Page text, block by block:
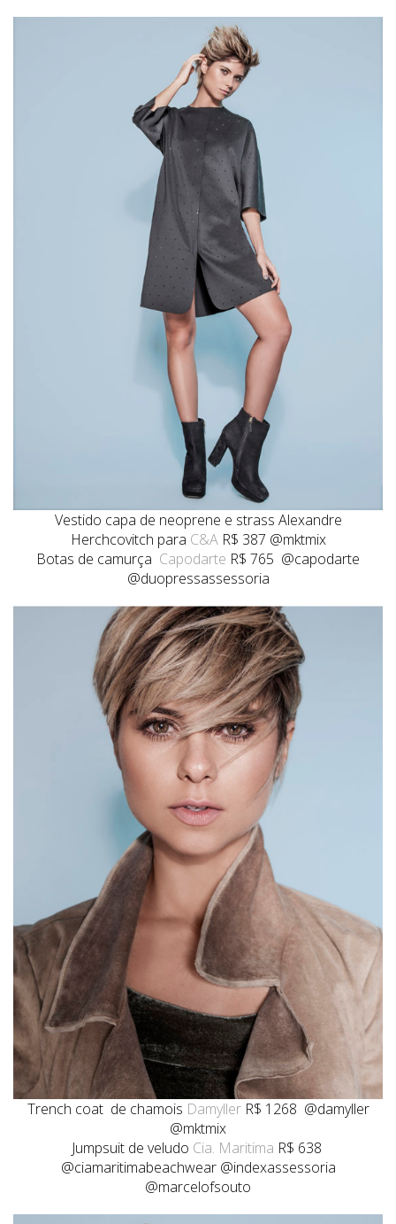
Vestido capa de neoprene e strass Alexandre
Herchcovitch para C&AR$ 387 @mktmix
Botas de camurça Capodarte R$ 765 @capodarte
@duopressassessoria
Trench coat de chamois DamyllerR$ 1268 @damyller
@mktmix
Jumpsuit de veludo Cia. Maritima R$ 638
@ciamaritimabeachwear @indexassessoria
@marcelofsouto